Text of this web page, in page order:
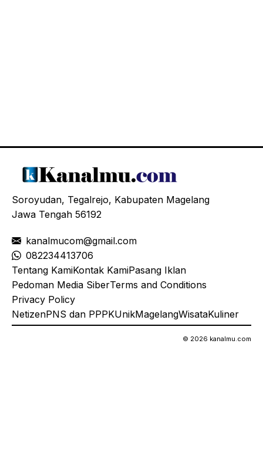
Soroyudan, Tegalrejo, Kabupaten Magelang
Jawa Tengah 56192
kanalmucom@gmail.com
082234413706
Tentang KamiKontak KamiPasang Iklan
Pedoman Media SiberTerms and Conditions
Privacy Policy
NetizenPNS dan PPPKUnikMagelangWisataKuliner
© 2026 kanalmu.com